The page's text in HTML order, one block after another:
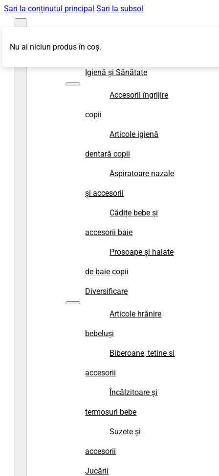
Sari la conținutul principal Sari la subsol
Igienă și Sănătate
Accesorii îngrijire
copii
Articole igienă
dentară copii
Aspiratoare nazale
și accesorii
Cădițe bebe și
accesorii baie
Prosoape și halate
de baie copii
Diversificare
Articole hrănire
bebeluși
Biberoane, tetine si
accesorii
Încălzitoare și
termosuri bebe
Suzete și
accesorii
Jucării
Nu ai niciun produs în coș.